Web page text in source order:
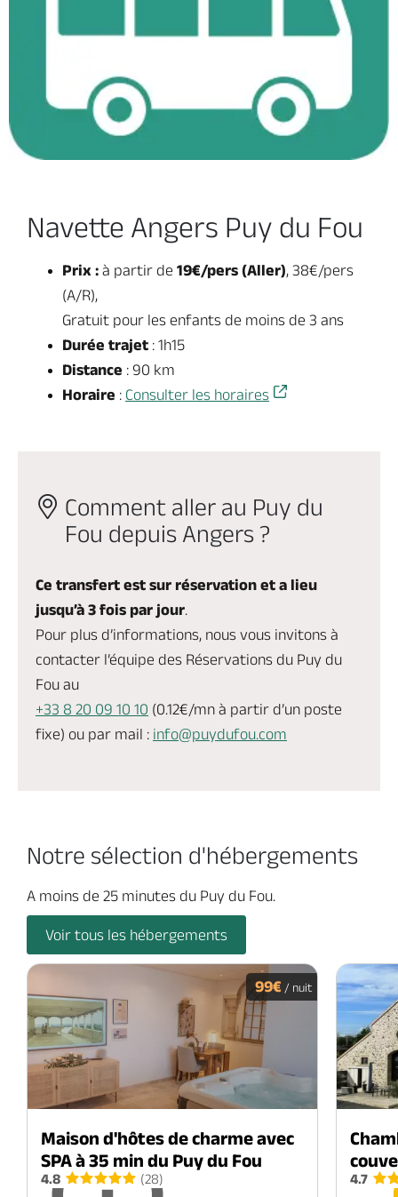
Navette Angers Puy du Fou
Prix : à partir de 19€/pers (Aller), 38€/pers
(A/R),
Gratuit pour les enfants de moins de 3 ans
Durée trajet : 1h15
Distance : 90 km
Horaire : Consulter les horaires
Comment aller au Puy du
Fou depuis Angers ?
Ce transfert est sur réservation et a lieu
jusqu’à 3 fois par jour.
Pour plus d’informations, nous vous invitons à
contacter l’équipe des Réservations du Puy du
Fou au
+33 8 20 09 10 10 (0.12€/mn à partir d’un poste
fixe) ou par mail : info@puydufou.com
Notre sélection d'hébergements
A moins de 25 minutes du Puy du Fou.
Voir tous les hébergements
99€ / nuit
Maison d'hôtes de charme avec
SPA à 35 min du Puy du Fou
4.8 (28) 4.7